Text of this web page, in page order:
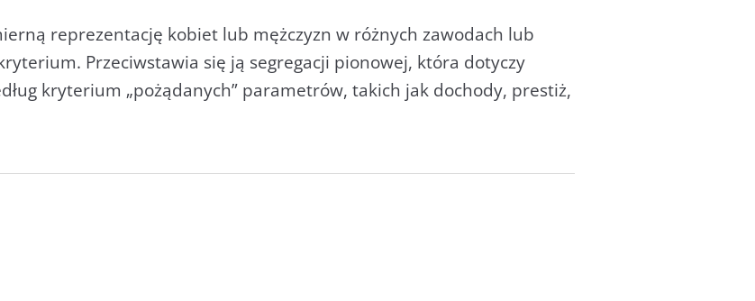
reprezentację kobiet lub mężczyzn w różnych zawodach lub
Przeciwstawia się ją segregacji pionowej, która dotyczy
kryterium „pożądanych” parametrów, takich jak dochody, prestiż,